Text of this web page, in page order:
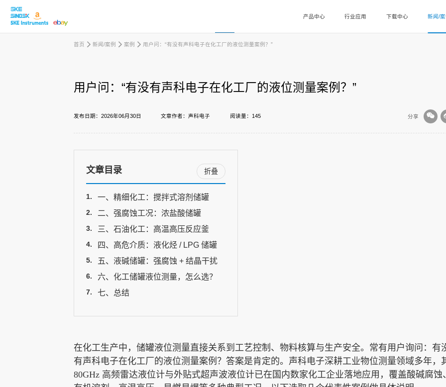
产品中心 行业应用 下载中心 新闻/
首页 新闻/案例 案例 用户问：“有没有声科电子在化工厂的液位测量案例？”
用户问：“有没有声科电子在化工厂的液位测量案例？”
发布日期：2026年06月30日 文章作者：声科电子 阅读量：145 分享
文章目录 折叠
一、精细化工：搅拌式溶剂储罐
二、强腐蚀工况：浓盐酸储罐
三、石油化工：高温高压反应釜
四、高危介质：液化烃 / LPG 储罐
五、液碱储罐：强腐蚀 + 结晶干扰
六、化工储罐液位测量，怎么选？
七、总结
在化工生产中，储罐液位测量直接关系到工艺控制、物料核算与生产安全。常有用户询问：有
有声科电子在化工厂的液位测量案例？答案是肯定的。声科电子深耕工业物位测量领域多年，
80GHz 高频雷达液位计与外贴式超声波液位计已在国内数家化工企业落地应用，覆盖酸碱腐蚀